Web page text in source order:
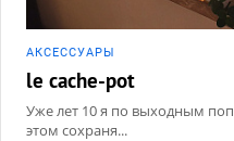
АКCЕССУАРЫ
le cache-pot
Уже лет 10 я по выходным
этом сохраня...